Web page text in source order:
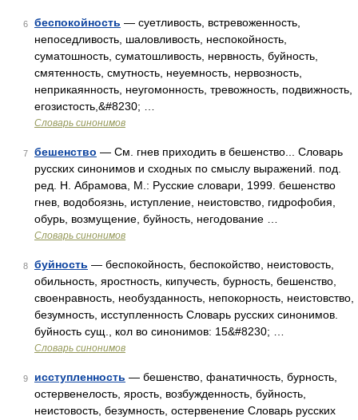
6 беспокойность — суетливость, встревоженность,
непоседливость, шаловливость, неспокойность,
суматошность, суматошливость, нервность, буйность,
смятенность, смутность, неуемность, нервозность,
неприкаянность, неугомонность, тревожность, подвижность,
егозистость,&#8230; …
Словарь синонимов
7 бешенство — См. гнев приходить в бешенство... Словарь
русских синонимов и сходных по смыслу выражений. под.
ред. Н. Абрамова, М.: Русские словари, 1999. бешенство
гнев, водобоязнь, иступление, неистовство, гидрофобия,
обурь, возмущение, буйность, негодование …
Словарь синонимов
8 буйность — беспокойность, беспокойство, неистовость,
обильность, яростность, кипучесть, бурность, бешенство,
своенравность, необузданность, непокорность, неистовство,
безумность, исступленность Словарь русских синонимов.
буйность сущ., кол во синонимов: 15&#8230; …
Словарь синонимов
9 исступленность — бешенство, фанатичность, бурность,
остервенелость, ярость, возбужденность, буйность,
неистовость, безумность, остервенение Словарь русских